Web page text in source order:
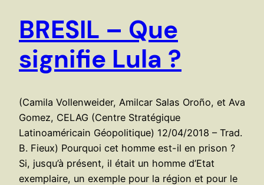
BRESIL – Que
signifie Lula ?
(Camila Vollenweider, Amilcar Salas Oroño, et Ava
Gomez, CELAG (Centre Stratégique
Latinoaméricain Géopolitique) 12/04/2018 – Trad.
B. Fieux) Pourquoi cet homme est-il en prison ?
Si, jusqu’à présent, il était un homme d’Etat
exemplaire, un exemple pour la région et pour le